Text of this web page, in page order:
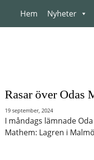
Hem Nyheter
Rasar över Odas
19 september, 2024
I måndags lämnade
Mathem: Lagren i